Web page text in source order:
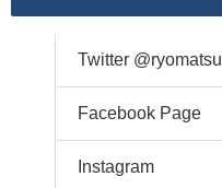
Twitter @ryomatsu
Facebook Page
Instagram